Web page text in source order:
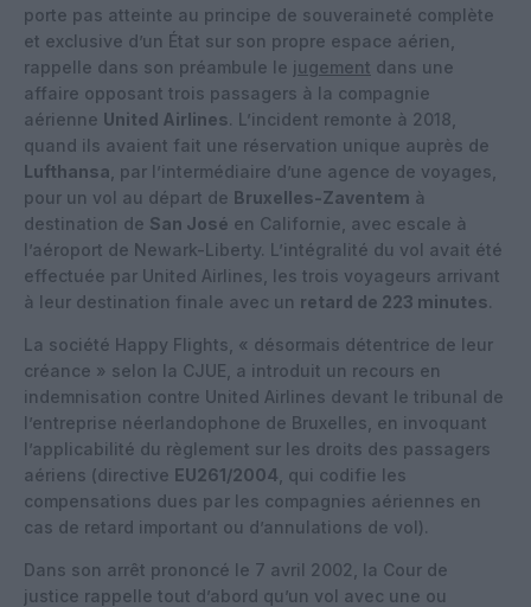
porte pas atteinte au principe de souveraineté complète
et exclusive d’un État sur son propre espace aérien,
rappelle dans son préambule le jugement dans une
affaire opposant trois passagers à la compagnie
aérienne United Airlines. L’incident remonte à 2018,
quand ils avaient fait une réservation unique auprès de
Lufthansa , par l’intermédiaire d’une agence de voyages,
pour un vol au départ de Bruxelles-Zaventem à
destination de San José en Californie, avec escale à
l’aéroport de Newark-Liberty. L’intégralité du vol avait été
effectuée par United Airlines, les trois voyageurs arrivant
à leur destination finale avec un retard de 223 minutes.
La société Happy Flights, « désormais détentrice de leur
créance » selon la CJUE, a introduit un recours en
indemnisation contre United Airlines devant le tribunal de
l’entreprise néerlandophone de Bruxelles, en invoquant
l’applicabilité du règlement sur les droits des passagers
aériens (directive EU261/2004 , qui codifie les
compensations dues par les compagnies aériennes en
cas de retard important ou d’annulations de vol).
Dans son arrêt prononcé le 7 avril 2002, la Cour de
justice rappelle tout d’abord qu’un vol avec une ou